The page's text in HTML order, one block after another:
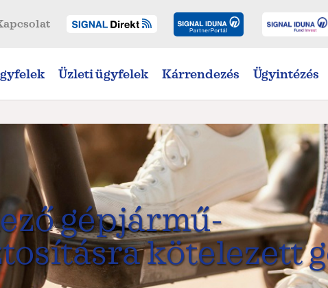
Üzleti ügyfelek Kárrendezés Ügyintézés
gépjármű-
kötelezett